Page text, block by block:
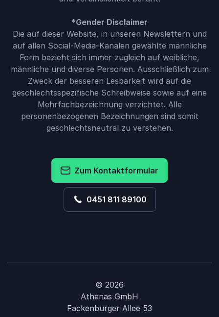
*Gender Disclaimer
Die auf dieser Website, in unseren Newslettern und
auf allen Social-Media-Kanälen gewählte männliche
Form bezieht sich immer zugleich auf weibliche,
männliche und diverse Personen. Ausschließlich zum
Zweck der besseren Lesbarkeit wird auf die
geschlechtsspezifische Schreibweise sowie auf eine
Mehrfachbezeichnung verzichtet. Alle
personenbezogenen Bezeichnungen sind somit
geschlechtsneutral zu verstehen.
Zum Kontaktformular
0451 811 89100
© 2026
Athenas GmbH
Fackenburger Allee 53